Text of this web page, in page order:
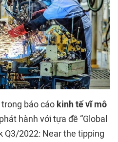
báo cáo kinh tế vĩ mô
hành với tựa đề “Global
Q3/2022: Near the tipping